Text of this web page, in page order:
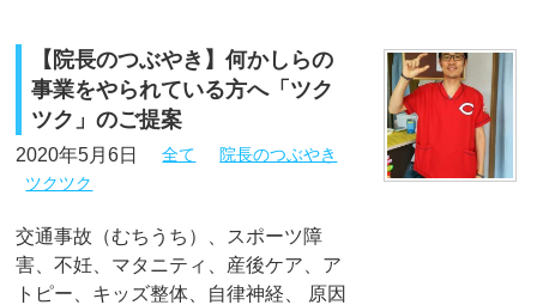
【院長のつぶやき】何かしらの
事業をやられている方へ「ツク
ツク」のご提案
2020年5月6日 全て
院長のつぶやき
ツクツク
交通事故（むちうち）、スポーツ障
害、不妊、マタニティ、産後ケア、ア
トピー、キッズ整体、自律神経、 原因